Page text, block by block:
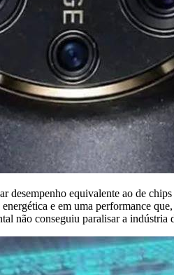
equivalente ao de
e em uma performance
não conseguiu paralisar a indústria